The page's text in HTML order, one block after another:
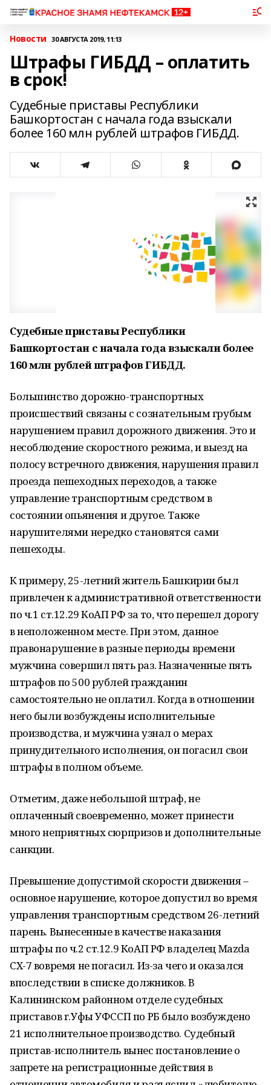
Новости 30 АВГУСТА 2019, 11:13
Штрафы ГИБДД – оплатить
в срок!
Судебные приставы Республики
Башкортостан с начала года взыскали
более 160 млн рублей штрафов ГИБДД.
Судебные приставы Республики
Башкортостан с начала года взыскали более
160 млн рублей штрафов ГИБДД.
Большинство дорожно-транспортных
происшествий связаны с сознательным грубым
нарушением правил дорожного движения. Это и
несоблюдение скоростного режима, и выезд на
полосу встречного движения, нарушения правил
проезда пешеходных переходов, а также
управление транспортным средством в
состоянии опьянения и другое. Также
нарушителями нередко становятся сами
пешеходы.
К примеру, 25-летний житель Башкирии был
привлечен к административной ответственности
по ч.1 ст.12.29 КоАП РФ за то, что перешел дорогу
в неположенном месте. При этом, данное
правонарушение в разные периоды времени
мужчина совершил пять раз. Назначенные пять
штрафов по 500 рублей гражданин
самостоятельно не оплатил. Когда в отношении
него были возбуждены исполнительные
производства, и мужчина узнал о мерах
принудительного исполнения, он погасил свои
штрафы в полном объеме.
Отметим, даже небольшой штраф, не
оплаченный своевременно, может принести
много неприятных сюрпризов и дополнительные
санкции.
Превышение допустимой скорости движения –
основное нарушение, которое допустил во время
управления транспортным средством 26-летний
парень. Вынесенные в качестве наказания
штрафы по ч.2 ст.12.9 КоАП РФ владелец Mazda
CX-7 вовремя не погасил. Из-за чего и оказался
впоследствии в списке должников. В
Калининском районном отделе судебных
приставов г.Уфы УФССП по РБ было возбуждено
21 исполнительное производство. Судебный
пристав-исполнитель вынес постановление о
запрете на регистрационные действия в